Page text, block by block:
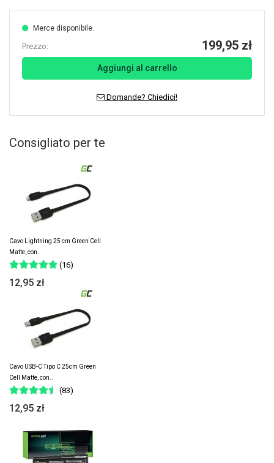
Merce disponibile.
Prezzo: 199,95 zł
Aggiungi al carrello
Domande? Chiedici!
Consigliato per te
Cavo Lightning 25 cm Green Cell
Matte, con..
(16)
12,95 zł
Cavo USB-C Tipo C 25cm Green
Cell Matte, con..
(83)
12,95 zł